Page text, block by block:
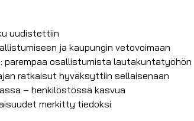
uudistettiin
ja kaupungin vetovoimaan
parempaa osallistumista lautakuntatyöhön
ratkaisut hyväksyttiin sellaisenaan
– henkilöstössä kasvua
merkitty tiedoksi